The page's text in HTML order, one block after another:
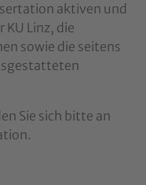
aktiven und
Linz, die
sowie die seitens
Sie sich bitte an